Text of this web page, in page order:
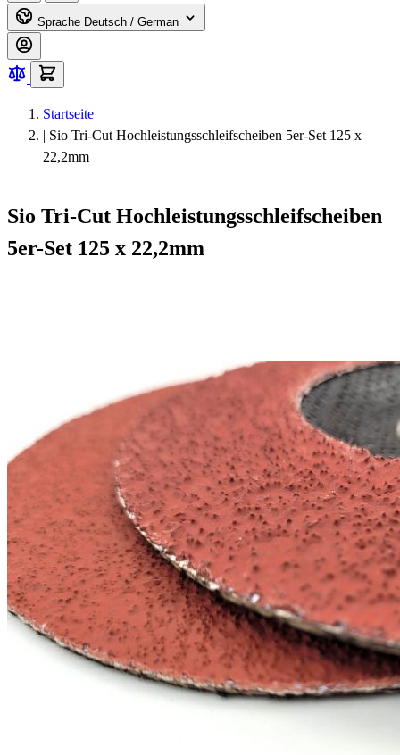
Sprache Deutsch / German
Startseite
| Sio Tri-Cut Hochleistungsschleifscheiben 5er-Set 125 x
22,2mm
Sio Tri-Cut Hochleistungsschleifscheiben
5er-Set 125 x 22,2mm